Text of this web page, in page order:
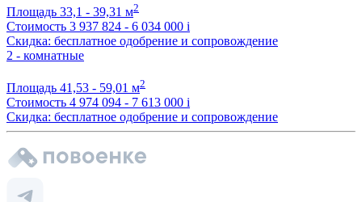
Площадь 33,1 - 39,31 м2
Стоимость 3 937 824 - 6 034 000 i
Скидка: бесплатное одобрение и сопровождение
2 - комнатные
Площадь 41,53 - 59,01 м2
Стоимость 4 974 094 - 7 613 000 i
Скидка: бесплатное одобрение и сопровождение